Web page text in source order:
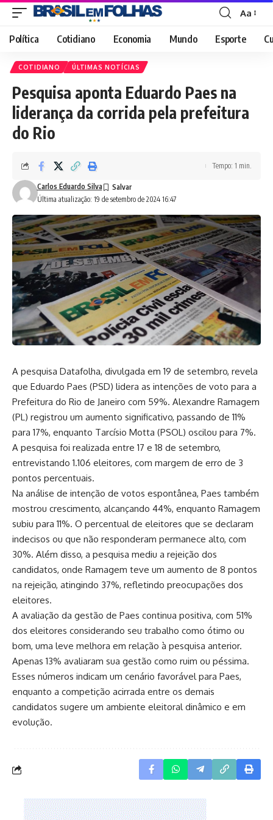
Font
Resizer
Aa
Política Cotidiano Economia Mundo Esporte
COTIDIANO ÚLTIMAS NOTÍCIAS
Pesquisa aponta Eduardo Paes na
liderança da corrida pela prefeitura
do Rio
Última atualização: 19 de setembro de 2024 16:47
Carlos Eduardo Silva
Tempo: 1 min.
A pesquisa Datafolha, divulgada em 19 de setembro, revela
que Eduardo Paes (PSD) lidera as intenções de voto para a
Prefeitura do Rio de Janeiro com 59%. Alexandre Ramagem
(PL) registrou um aumento significativo, passando de 11%
para 17%, enquanto Tarcísio Motta (PSOL) oscilou para 7%.
A pesquisa foi realizada entre 17 e 18 de setembro,
entrevistando 1.106 eleitores, com margem de erro de 3
pontos percentuais.
Na análise de intenção de votos espontânea, Paes também
mostrou crescimento, alcançando 44%, enquanto Ramagem
subiu para 11%. O percentual de eleitores que se declaram
indecisos ou que não responderam permanece alto, com
30%. Além disso, a pesquisa mediu a rejeição dos
candidatos, onde Ramagem teve um aumento de 8 pontos
na rejeição, atingindo 37%, refletindo preocupações dos
eleitores.
A avaliação da gestão de Paes continua positiva, com 51%
dos eleitores considerando seu trabalho como ótimo ou
bom, uma leve melhora em relação à pesquisa anterior.
Apenas 13% avaliaram sua gestão como ruim ou péssima.
Esses números indicam um cenário favorável para Paes,
enquanto a competição acirrada entre os demais
candidatos sugere um ambiente eleitoral dinâmico e em
evolução.